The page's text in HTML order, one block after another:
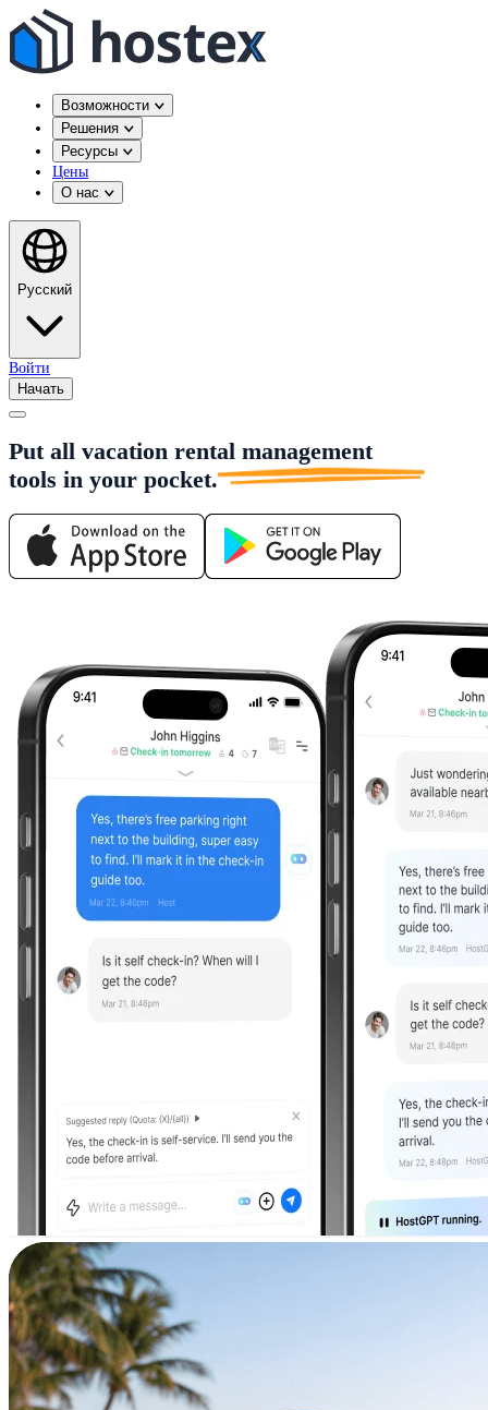
Возможности
Решения
Ресурсы
Цены
О нас
Русский
Войти
Начать
Put all vacation rental management
tools in your pocket.